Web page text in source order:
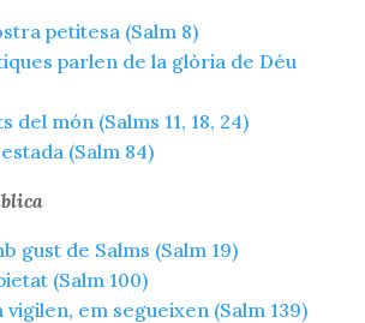
petitesa (Salm 8)
parlen de la glòria de Déu
del món (Salms 11, 18, 24)
(Salm 84)
gust de Salms (Salm 19)
(Salm 100)
vigilen, em segueixen (Salm 139)